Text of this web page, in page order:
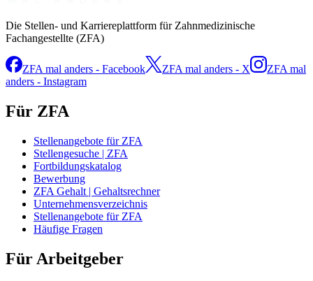
Die Stellen- und Karriereplattform für Zahnmedizinische
Fachangestellte (ZFA)
ZFA mal anders - Facebook ZFA mal anders - X
ZFA mal
anders - Instagram
Für ZFA
Stellenangebote für ZFA
Stellengesuche | ZFA
Fortbildungskatalog
Bewerbung
ZFA Gehalt | Gehaltsrechner
Unternehmensverzeichnis
Stellenangebote für ZFA
Häufige Fragen
Für Arbeitgeber